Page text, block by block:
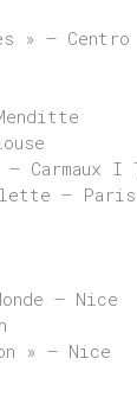
» – Centro
Carmaux I
– Paris
– Nice
» – Nice